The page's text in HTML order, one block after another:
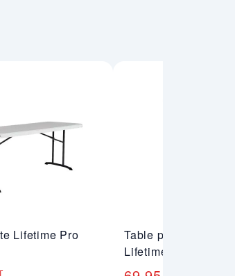
Lifetime Pro
Table pliante
Lifetime